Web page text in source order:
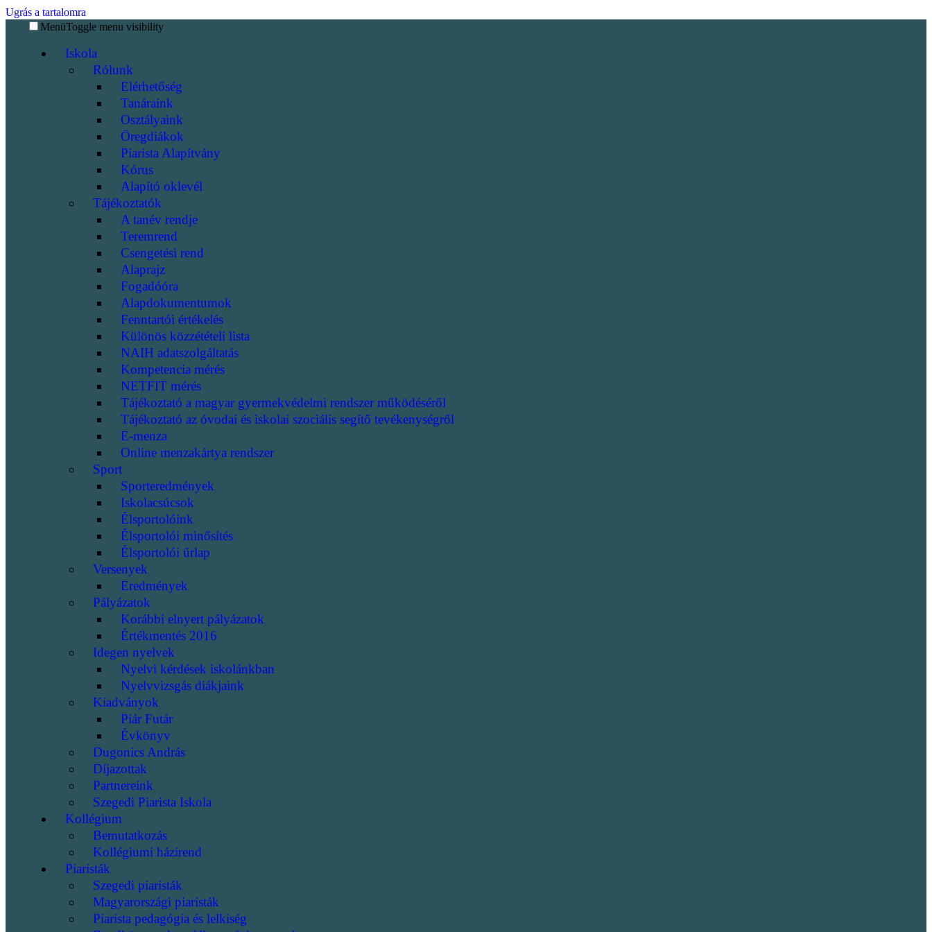
Ugrás a tartalomra
MenüToggle menu visibility
Iskola
Rólunk
Elérhetőség
Tanáraink
Osztályaink
Öregdiákok
Piarista Alapítvány
Kórus
Alapító oklevél
Tájékoztatók
A tanév rendje
Teremrend
Csengetési rend
Alaprajz
Fogadóóra
Alapdokumentumok
Fenntartói értékelés
Különös közzétételi lista
NAIH adatszolgáltatás
Kompetencia mérés
NETFIT mérés
Tájékoztató a magyar gyermekvédelmi rendszer működéséről
Tájékoztató az óvodai és iskolai szociális segítő tevékenységről
E-menza
Online menzakártya rendszer
Sport
Sporteredmények
Iskolacsúcsok
Élsportolóink
Élsportolói minősítés
Élsportolói űrlap
Versenyek
Eredmények
Pályázatok
Korábbi elnyert pályázatok
Értékmentés 2016
Idegen nyelvek
Nyelvi kérdések iskolánkban
Nyelvvizsgás diákjaink
Kiadványok
Piár Futár
Évkönyv
Dugonics András
Díjazottak
Partnereink
Szegedi Piarista Iskola
Kollégium
Bemutatkozás
Kollégiumi házirend
Piaristák
Szegedi piaristák
Magyarországi piaristák
Piarista pedagógia és lelkiség